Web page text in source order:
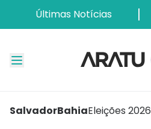
Últimas Notícias
SalvadorBahiaEleições 2026